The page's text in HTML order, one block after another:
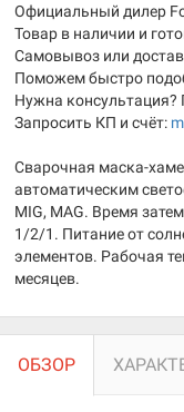
Официальный дилер
Товар в наличии и
Самовывоз или
Поможем быстро
Нужна консультация?
Запросить КП и счёт:
Сварочная маска-
автоматическим
MIG, MAG. Время
1/2/1. Питание от
элементов. Рабочая
месяцев.
ОБЗОР